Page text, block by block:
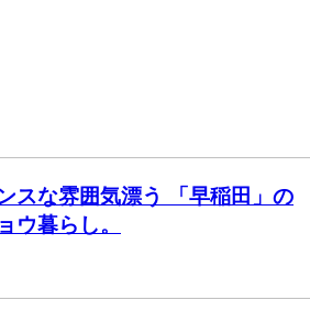
スな雰囲気漂う 「早稲田」の
ウ暮らし。